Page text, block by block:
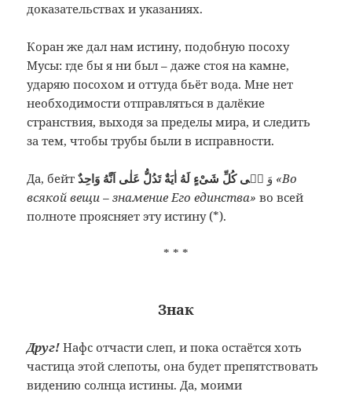
доказательствах и указаниях.
Коран же дал нам истину, подобную посоху
Мусы: где бы я ни был – даже стоя на камне,
ударяю посохом и оттуда бьёт вода. Мне нет
необходимости отправляться в далёкие
странствия, выходя за пределы мира, и следить
за тем, чтобы трубы были в исправности.
Да, бейт وَ «Во
всякой вещи – знамение Его единства» во всей
полноте проясняет эту истину (*).
* * *
Знак
Друг! Нафс отчасти слеп, и пока остаётся хоть
частица этой слепоты, она будет препятствовать
видению солнца истины. Да, моими